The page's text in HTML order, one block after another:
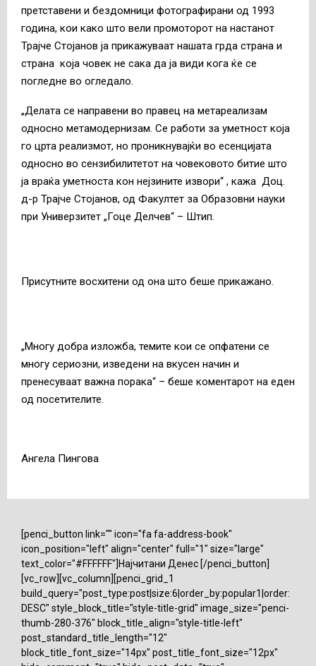
претставени и бездомници фотографирани од 1993
година, кои како што вели промоторот на настанот
Трајче Стојанов ја прикажуваат нашата грда страна и
страна која човек не сака да ја види кога ќе се
погледне во огледало.
„Делата се направени во правец на метареализам
односно метамодернизам. Се работи за уметност која
го црта реализмот, но проникнувајќи во есенцијата
односно во сензибилитетот на човековото битие што
ја враќа уметноста кон нејзините извори“ , кажа Доц.
д-р Трајче Стојанов, од Факултет за Образовни науки
при Универзитет „Гоце Делчев“ – Штип.
Присутните восхитени од она што беше прикажано.
„Многу добра изложба, темите кои се опфатени се
многу сериозни, изведени на вкусен начин и
пренесуваат важна порака“ – беше коментарот на еден
од посетителите.
Ангела Пингова
[penci_button link="" icon="fa fa-address-book"
icon_position="left" align="center" full="1" size="large"
text_color="#FFFFFF"]Најчитани Денес [/penci_button]
[vc_row][vc_column][penci_grid_1
build_query="post_type:post|size:6|order_by:popular1|order:
DESC" style_block_title="style-title-grid" image_size="penci-
thumb-280-376" block_title_align="style-title-left"
post_standard_title_length="12"
block_title_font_size="14px" post_title_font_size="12px"